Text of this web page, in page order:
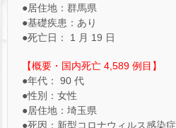
●居住地：群馬県
●基礎疾患：あり
●死亡日： 1 月 19 日
【概要・国内死亡 4,589 例目】
●年代： 90 代
●性別：女性
●居住地：埼玉県
●死因：新型コロナウィルス感染症